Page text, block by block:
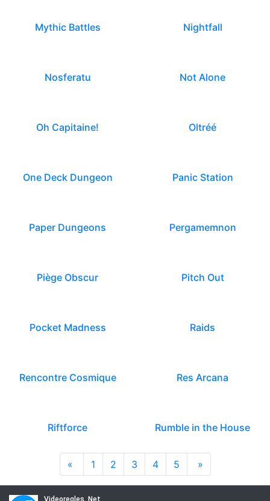
Mythic Battles Nightfall
Nosferatu Not Alone
Oh Capitaine! Oltréé
One Deck Dungeon Panic Station
Paper Dungeons Pergamemnon
Piège Obscur Pitch Out
Pocket Madness Raids
Rencontre Cosmique Res Arcana
Riftforce Rumble in the House
« 1 2 3 4 5 »